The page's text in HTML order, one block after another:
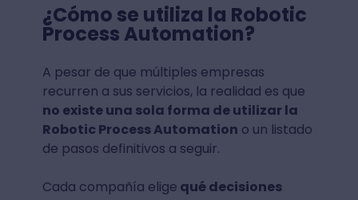
¿Cómo se utiliza la Robotic
Process Automation?
A pesar de que múltiples empresas
recurren a sus servicios, la realidad es que
no existe una sola forma de utilizar la
Robotic Process Automation o un listado
de pasos definitivos a seguir.
Cada compañía elige qué decisiones